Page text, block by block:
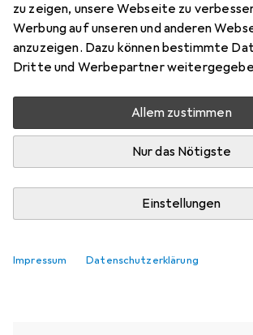
zu zeigen, unsere Webseite zu
Werbung auf unseren und anderen
anzuzeigen. Dazu können bestimmte
Dritte und Werbepartner
Allem zustimmen
Nur das Nötigste
Einstellungen
Impressum Datenschutzerklärung
Aktuell nicht lieferbar
Benachrichtigen, wenn lieferbar
Vergleichen
Kostenloser Versand ab 30,– i
Ähnliche Produkte mit besserer